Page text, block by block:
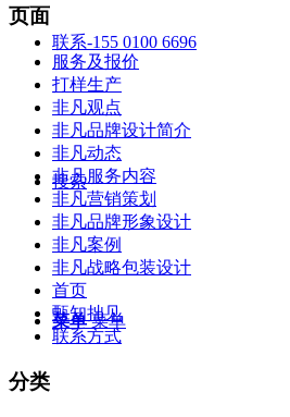
联系-155 0100 6696
搜索
菜单 菜单
页面
服务及报价
打样生产
非凡观点
非凡品牌设计简介
非凡动态
非凡服务内容
非凡营销策划
非凡品牌形象设计
非凡案例
非凡战略包装设计
首页
甄知拙见
联系方式
分类